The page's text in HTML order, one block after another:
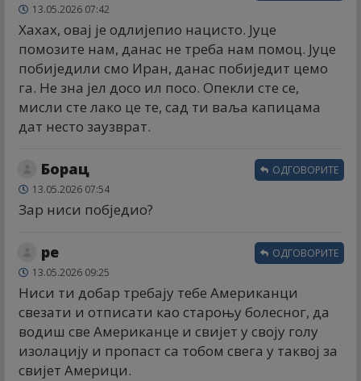
13.05.2026 07:42
Хахах, овај је одлијепио нацисто. Јуце
помозите нам, данас не треба нам помоц. Јуце
побиједили смо Иран, данас побиједит цемо
га. Не зна јел досо ил посо. Опекли сте се,
мисли сте лако це те, сад ти ваља капицама
дат несто заузврат.
Борац
13.05.2026 07:54
Зар ниси побједио?
ОДГОВОРИТЕ
ре
13.05.2026 09:25
Ниси ти добар требају тебе Американци
свезати и отписати као староњу болесног, да
водиш све Американце и свијет у своју голу
изолацију и пропаст са тобом свега у таквој за
свијет Америци.
ОДГОВОРИТЕ